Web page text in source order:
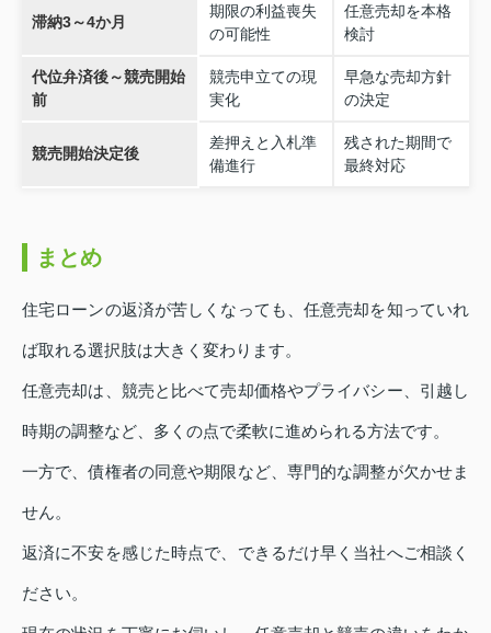
滞納3～4か月
期限の利益喪失
の可能性
任意売却を本格
検討
代位弁済後～競売開始
前
競売申立ての現
実化
早急な売却方針
の決定
競売開始決定後
差押えと入札準
備進行
残された期間で
最終対応
まとめ
住宅ローンの返済が苦しくなっても、任意売却を知っていれ
ば取れる選択肢は大きく変わります。
任意売却は、競売と比べて売却価格やプライバシー、引越し
時期の調整など、多くの点で柔軟に進められる方法です。
一方で、債権者の同意や期限など、専門的な調整が欠かせま
せん。
返済に不安を感じた時点で、できるだけ早く当社へご相談く
ださい。